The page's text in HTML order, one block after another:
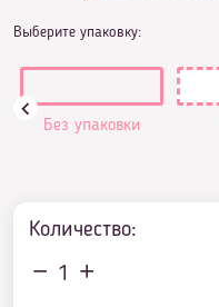
Выберите упаковку:
Без упаковки
Количество:
1